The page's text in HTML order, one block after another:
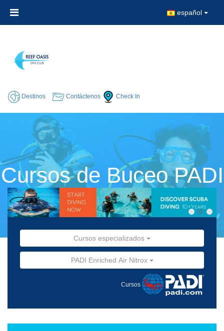
español
Destinos Contáctenos Check In
Cursos de Buceo PADI
Cursos especializados
PADI Enriched Air Nitrox
Cursos